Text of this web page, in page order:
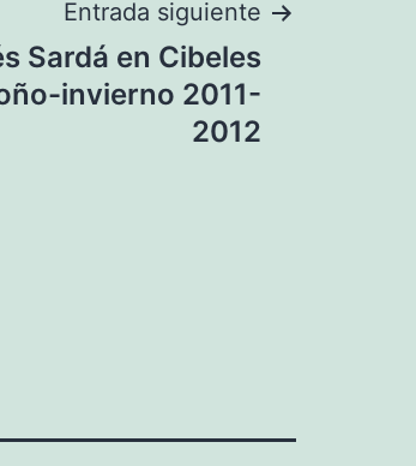
Entrada siguiente
Sardá en Cibeles
invierno 2011-
2012